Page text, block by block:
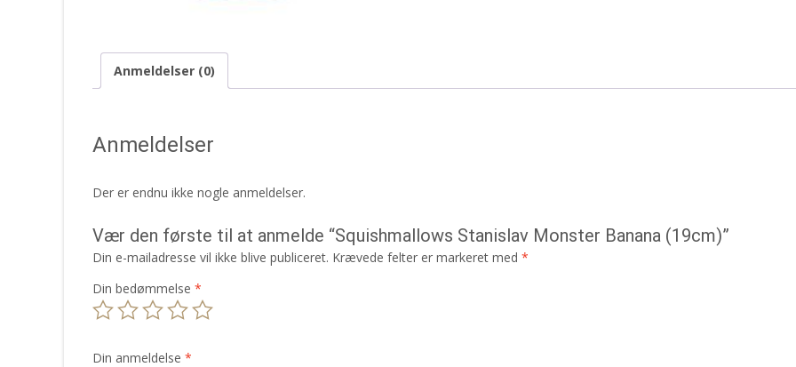
Anmeldelser (0)
Anmeldelser
Der er endnu ikke nogle anmeldelser.
Vær den første til at anmelde “Squishmallows Stanislav Monster Banana (19cm)”
Din e-mailadresse vil ikke blive publiceret. Krævede felter er markeret med *
Din bedømmelse *
Din anmeldelse *